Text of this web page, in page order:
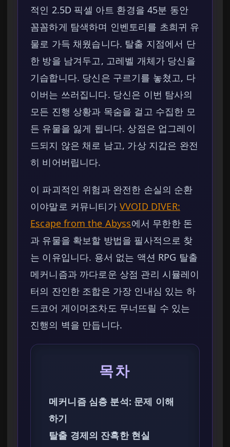
적인 2.5D 픽셀 아트 환경을 45분 동안
꼼꼼하게 탐색하며 인벤토리를 초희귀 유
물로 가득 채웠습니다. 탈출 지점에서 단
한 방을 남겨두고, 고레벨 개체가 당신을
기습합니다. 당신은 구르기를 놓쳤고, 다
이버는 쓰러집니다. 당신은 이번 탐사의
모든 진행 상황과 목숨을 걸고 수집한 모
든 유물을 잃게 됩니다. 상점은 업그레이
드되지 않은 채로 남고, 가상 지갑은 완전
히 비어버립니다.
이 파괴적인 위험과 완전한 손실의 순환
이야말로 커뮤니티가 VVOID DIVER:
Escape from the Abyss에서 무한한 돈
과 유물을 확보할 방법을 필사적으로 찾
는 이유입니다. 용서 없는 액션 RPG 탈출
메커니즘과 까다로운 상점 관리 시뮬레이
터의 잔인한 조합은 가장 인내심 있는 하
드코어 게이머조차도 무너뜨릴 수 있는
진행의 벽을 만듭니다.
목차
메커니즘 심층 분석: 문제 이해
하기
탈출 경제의 잔혹한 현실